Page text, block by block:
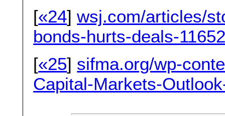
[«24]wsj.com/articles/
bonds-hurts-deals-
[«25] sifma.org/wp-
Capital-Markets-